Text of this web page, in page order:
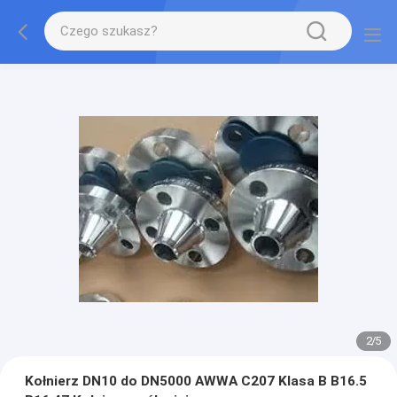
2/5
Kołnierz DN10 do DN5000 AWWA C207 Klasa B B16.5